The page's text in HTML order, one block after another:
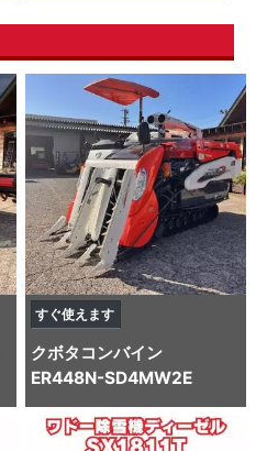
すぐ使えます
クボタ コンバイン
ER448N-SD4MW2E